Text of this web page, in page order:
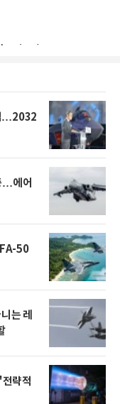
…2032
…에어
50
는 레
략적